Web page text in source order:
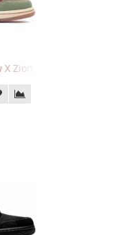
Zion Williamson Voodoo